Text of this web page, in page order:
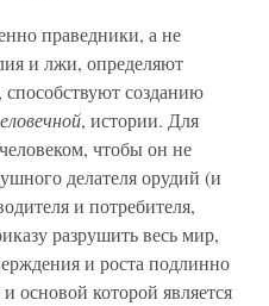
праведники, а не
и лжи, определяют
способствуют созданию
, истории. Для
чтобы он не
делателя орудий (и
и потребителя,
разрушить весь мир,
и роста подлинно
основой которой является